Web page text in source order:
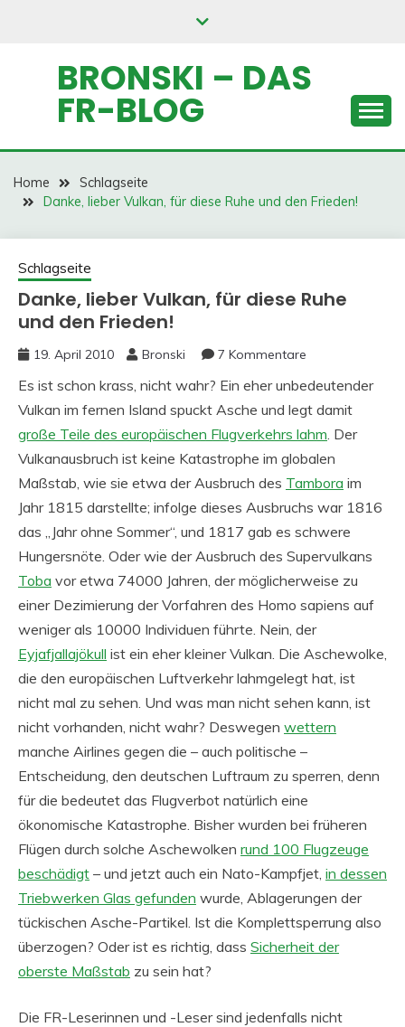
BRONSKI – DAS
FR-BLOG
Home
Schlagseite
Danke, lieber Vulkan, für diese Ruhe und den Frieden!
Schlagseite
Danke, lieber Vulkan, für diese Ruhe
und den Frieden!
19. April 2010 Bronski 7 Kommentare
Es ist schon krass, nicht wahr? Ein eher unbedeutender
Vulkan im fernen Island spuckt Asche und legt damit
große Teile des europäischen Flugverkehrs lahm. Der
Vulkanausbruch ist keine Katastrophe im globalen
Maßstab, wie sie etwa der Ausbruch des Tambora im
Jahr 1815 darstellte; infolge dieses Ausbruchs war 1816
das „Jahr ohne Sommer“, und 1817 gab es schwere
Hungersnöte. Oder wie der Ausbruch des Supervulkans
Toba vor etwa 74000 Jahren, der möglicherweise zu
einer Dezimierung der Vorfahren des Homo sapiens auf
weniger als 10000 Individuen führte. Nein, der
Eyjafjallajökull ist ein eher kleiner Vulkan. Die Aschewolke,
die den europäischen Luftverkehr lahmgelegt hat, ist
nicht mal zu sehen. Und was man nicht sehen kann, ist
nicht vorhanden, nicht wahr? Deswegen wettern
manche Airlines gegen die – auch politische –
Entscheidung, den deutschen Luftraum zu sperren, denn
für die bedeutet das Flugverbot natürlich eine
ökonomische Katastrophe. Bisher wurden bei früheren
Flügen durch solche Aschewolken rund 100 Flugzeuge
beschädigt – und jetzt auch ein Nato-Kampfjet, in dessen
Triebwerken Glas gefunden wurde, Ablagerungen der
tückischen Asche-Partikel. Ist die Komplettsperrung also
überzogen? Oder ist es richtig, dass Sicherheit der
oberste Maßstab zu sein hat?
Die FR-Leserinnen und -Leser sind jedenfalls nicht